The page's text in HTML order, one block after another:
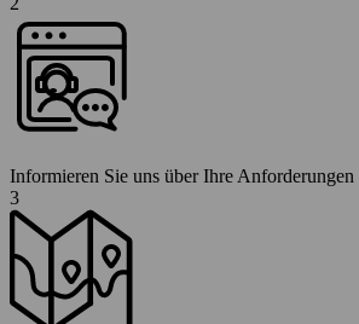
Informieren Sie uns über Ihre
3